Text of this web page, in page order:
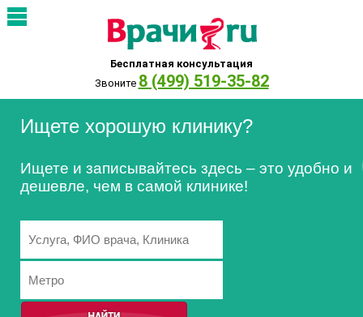
Бесплатная консультация
Звоните 8 (499) 519-35-82
Ищете хорошую клинику?
Ищете и записывайтесь здесь – это удобно и
дешевле, чем в самой клинике!